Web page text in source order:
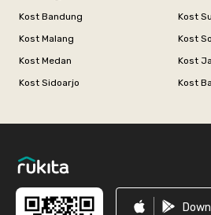
Kost Bandung
Kost
Kost Malang
Kost
Kost Medan
Kost
Kost Sidoarjo
Kost